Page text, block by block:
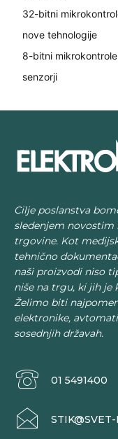
32-bitni
nove tehnologije
8-bitni
senzorji
Cilje poslanstva
sledenjem novostim
trgovine. Kot
tehnično
naši proizvodi niso
niše na trgu, ki jih je
Želimo biti
elektronike,
sosednjih državah.
01 5491400
STIK@SVET-